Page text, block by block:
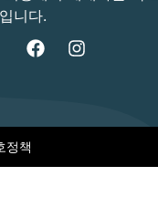
니다.
정책